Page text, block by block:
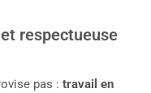
respectueuse
pas : travail en